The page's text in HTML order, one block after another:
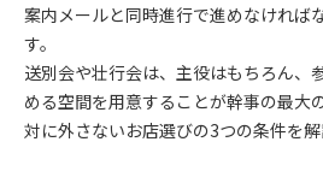
案内メールと同時進行で進めなければ
す。
送別会や壮行会は、主役はもちろん、
める空間を用意することが幹事の最大
対に外さないお店選びの3つの条件を解